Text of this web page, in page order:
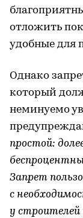
отложить
удобные для
Однако
который
неминуемо
простой:
Запрет
с
у